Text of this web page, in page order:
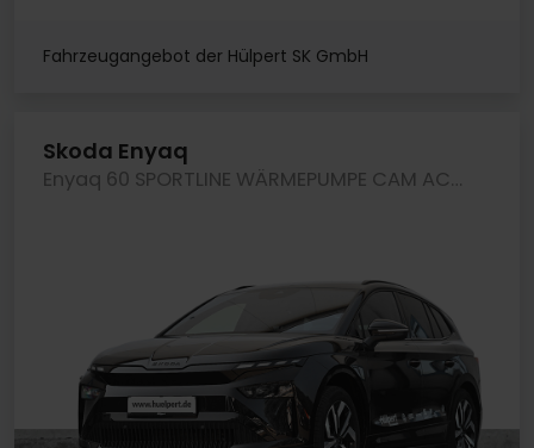
Fahrzeugangebot der Hülpert SK GmbH
Skoda Enyaq
Enyaq 60 SPORTLINE WÄRMEPUMPE CAM ACC LM20 NAVI